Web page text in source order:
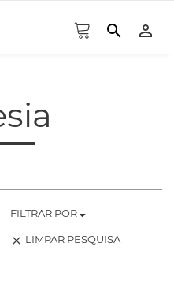
search person_outline
FILTRAR POR
clear LIMPAR PESQUISA